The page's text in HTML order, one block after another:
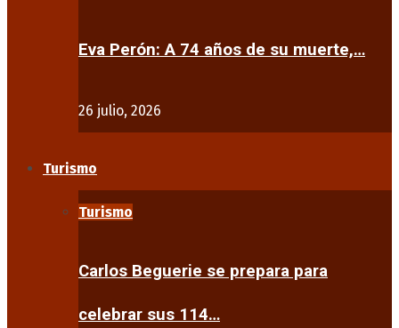
Eva Perón: A 74 años de su muerte,…
26 julio, 2026
Turismo
Turismo
Carlos Beguerie se prepara para
celebrar sus 114…